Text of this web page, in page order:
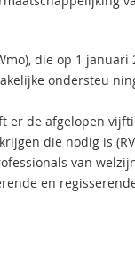
die op 1
ondersteu­
er de afgelopen
die nodig is
van
en